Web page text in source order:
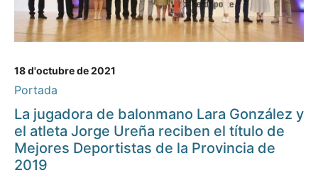
18 d'octubre de 2021
Portada
La jugadora de balonmano Lara González y
el atleta Jorge Ureña reciben el título de
Mejores Deportistas de la Provincia de
2019